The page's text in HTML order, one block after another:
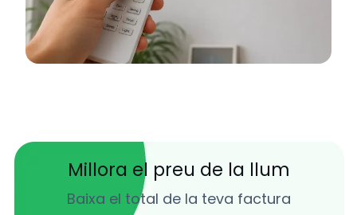
Millora el preu de la llum
Baixa el total de la teva factura